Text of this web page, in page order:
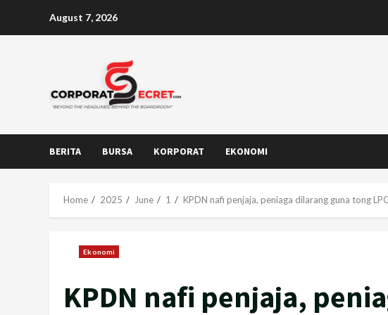
August 7, 2026
BERITA BURSA KORPORAT EKONOMI
Home 2025 June 1 KPDN nafi penjaja, peniaga dilarang guna tong
Ekonomi
KPDN nafi penjaja,